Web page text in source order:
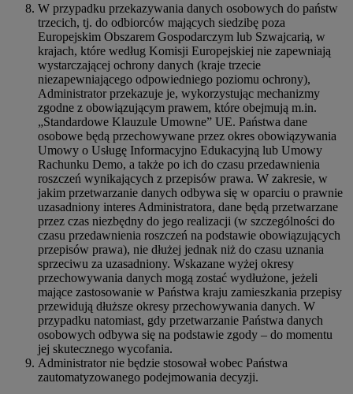
W przypadku przekazywania danych osobowych do państw
trzecich, tj. do odbiorców mających siedzibę poza
Europejskim Obszarem Gospodarczym lub Szwajcarią, w
krajach, które według Komisji Europejskiej nie zapewniają
wystarczającej ochrony danych (kraje trzecie
niezapewniającego odpowiedniego poziomu ochrony),
Administrator przekazuje je, wykorzystując mechanizmy
zgodne z obowiązującym prawem, które obejmują m.in.
„Standardowe Klauzule Umowne” UE. Państwa dane
osobowe będą przechowywane przez okres obowiązywania
Umowy o Usługę Informacyjno Edukacyjną lub Umowy
Rachunku Demo, a także po ich do czasu przedawnienia
roszczeń wynikających z przepisów prawa. W zakresie, w
jakim przetwarzanie danych odbywa się w oparciu o prawnie
uzasadniony interes Administratora, dane będą przetwarzane
przez czas niezbędny do jego realizacji (w szczególności do
czasu przedawnienia roszczeń na podstawie obowiązujących
przepisów prawa), nie dłużej jednak niż do czasu uznania
sprzeciwu za uzasadniony. Wskazane wyżej okresy
przechowywania danych mogą zostać wydłużone, jeżeli
mające zastosowanie w Państwa kraju zamieszkania przepisy
przewidują dłuższe okresy przechowywania danych. W
przypadku natomiast, gdy przetwarzanie Państwa danych
osobowych odbywa się na podstawie zgody – do momentu
jej skutecznego wycofania.
Administrator nie będzie stosował wobec Państwa
zautomatyzowanego podejmowania decyzji.